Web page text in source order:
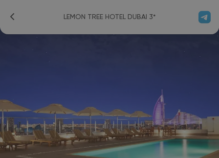
LEMON TREE HOTEL DUBAI 3*